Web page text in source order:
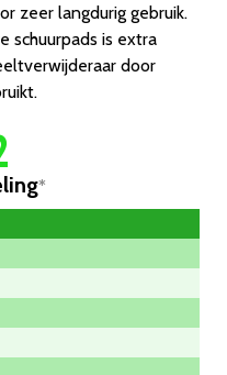
zeer langdurig gebruik.
schuurpads is extra
door
*